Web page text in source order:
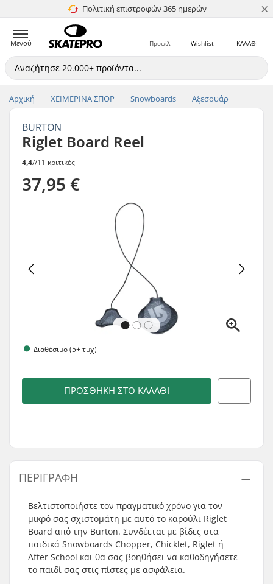
Πολιτική επιστροφών 365 ημερών
4.8 στα 5 ×
Μενού ΚΑΛΑΘΙ
Wishlist
Προφίλ
Αρχική ΧΕΙΜΕΡΙΝΑ ΣΠΟΡ Snowboards Αξεσουάρ
BURTON
Riglet Board Reel
4,4//11 κριτικές
37,95 €
Διαθέσιμο (5+ τμχ)
ΠΡΟΣΘΉΚΗ ΣΤΟ ΚΑΛΆΘΙ
ΠΕΡΙΓΡΑΦΉ
Βελτιστοποιήστε τον πραγματικό χρόνο για τον
μικρό σας σχιστομάτη με αυτό το καρούλι Riglet
Board από την Burton. Συνδέεται με βίδες στα
παιδικά Snowboards Chopper, Chicklet, Riglet ή
After School και θα σας βοηθήσει να καθοδηγήσετε
το παιδί σας στις πίστες με ασφάλεια.